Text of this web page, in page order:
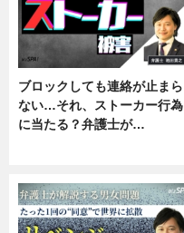
ブロックしても連絡が止まら
ない…それ、ストーカー行為
に当たる？弁護士が…